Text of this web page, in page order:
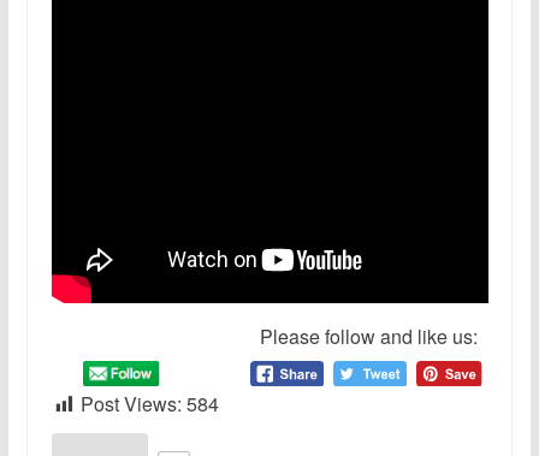
Please follow and like us:
Post Views: 584